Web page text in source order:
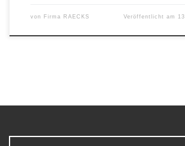
von Firma RAECKS Veröffentlicht am